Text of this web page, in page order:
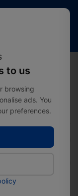
to us
browsing
ads. You
preferences.